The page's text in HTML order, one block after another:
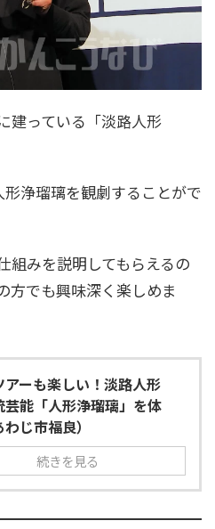
建っている「淡路人形
浄瑠璃を観劇することがで
組みを説明してもらえるの
方でも興味深く楽しめま
アーも楽しい！淡路人形
芸能「人形浄瑠璃」を体
じ市福良）
続きを見る